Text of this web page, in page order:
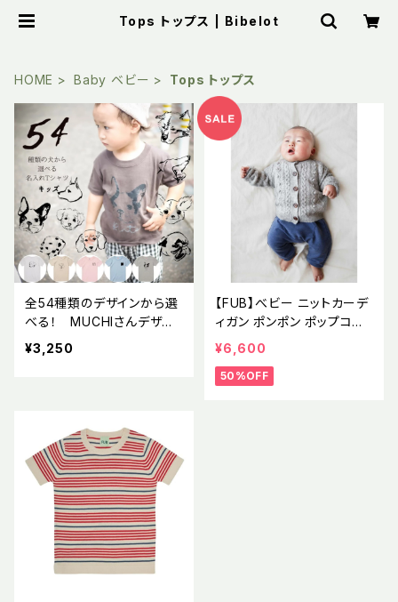
Tops トップス | Bibelot
HOME Baby ベビー Tops トップス
全54種類のデザインから選
べる！ MUCHIさんデザイ
ンTシャツ 【名入れ】キッズ
サイズ
¥3,250
【FUB】べビー ニットカーデ
ィガン ポンポン ポップコー
ン セーター ラムウール エ
コテックス認証 2021AWBA
BY LAMBWOOL CARDIG
¥6,600
50%OFF